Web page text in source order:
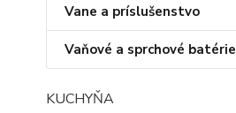
Vane a príslušenstvo
Vaňové a sprchové batérie
KUCHYŇA